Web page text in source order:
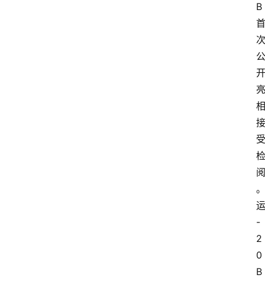
B
首
次
公
开
亮
相
接
受
检
阅
。
运
-
2
0
B